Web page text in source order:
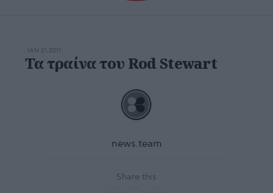
ΙΑΝ 21,2011
Τα τραίνα του Rod Stewart
news.team
Share this